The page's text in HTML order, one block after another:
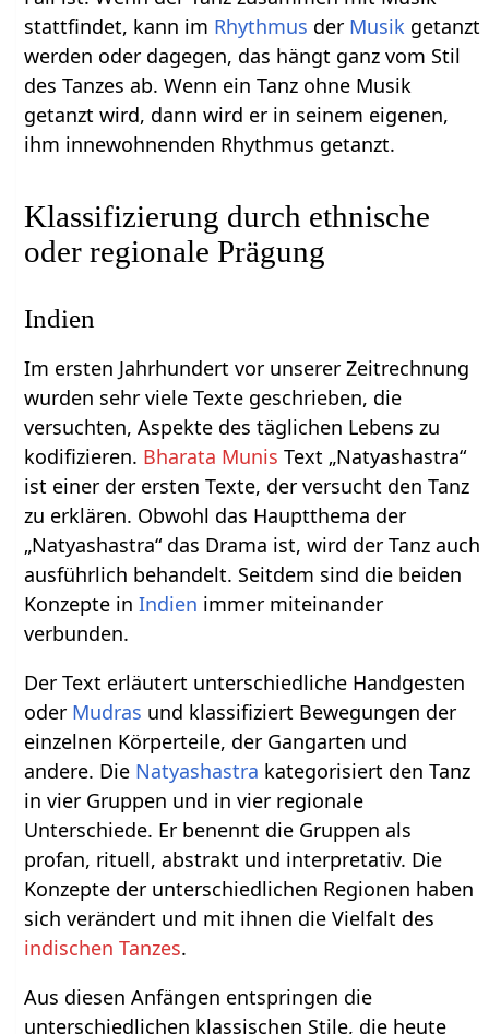
stattfindet, kann im Rhythmus der Musik getanzt
werden oder dagegen, das hängt ganz vom Stil
des Tanzes ab. Wenn ein Tanz ohne Musik
getanzt wird, dann wird er in seinem eigenen,
ihm innewohnenden Rhythmus getanzt.
Klassifizierung durch ethnische
oder regionale Prägung
Indien
Im ersten Jahrhundert vor unserer Zeitrechnung
wurden sehr viele Texte geschrieben, die
versuchten, Aspekte des täglichen Lebens zu
kodifizieren. Bharata Munis Text „Natyashastra“
ist einer der ersten Texte, der versucht den Tanz
zu erklären. Obwohl das Hauptthema der
„Natyashastra“ das Drama ist, wird der Tanz auch
ausführlich behandelt. Seitdem sind die beiden
Konzepte inIndien immer miteinander
verbunden.
Der Text erläutert unterschiedliche Handgesten
oder Mudras und klassifiziert Bewegungen der
einzelnen Körperteile, der Gangarten und
andere. Die Natyashastra kategorisiert den Tanz
in vier Gruppen und in vier regionale
Unterschiede. Er benennt die Gruppen als
profan, rituell, abstrakt und interpretativ. Die
Konzepte der unterschiedlichen Regionen haben
sich verändert und mit ihnen die Vielfalt des
indischen Tanzes.
Aus diesen Anfängen entspringen die
unterschiedlichen klassischen Stile, die heute